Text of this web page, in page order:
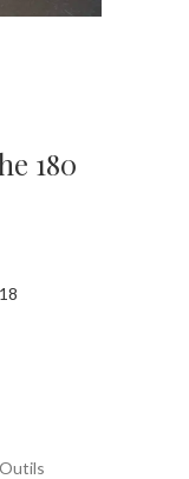
180
Outils